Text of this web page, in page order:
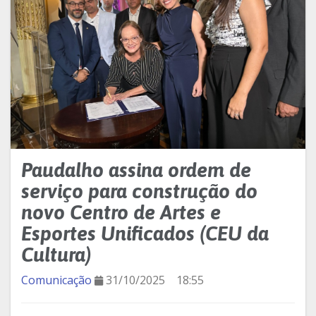
Paudalho assina ordem de
serviço para construção do
novo Centro de Artes e
Esportes Unificados (CEU da
Cultura)
Comunicação 31/10/2025 18:55